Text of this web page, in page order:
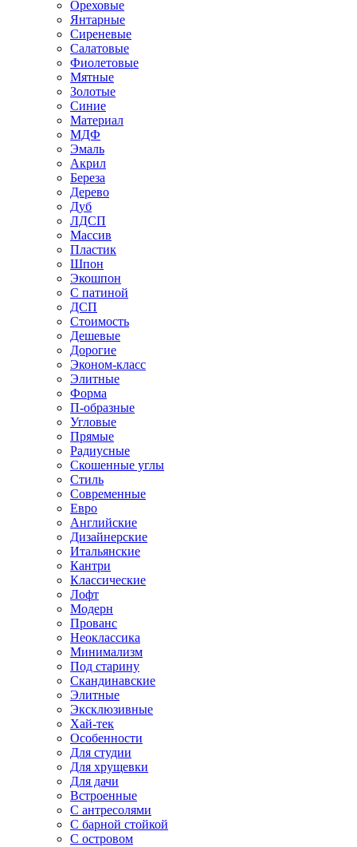
Ореховые
Янтарные
Сиреневые
Салатовые
Фиолетовые
Мятные
Золотые
Синие
Материал
МДФ
Эмаль
Акрил
Береза
Дерево
Дуб
ЛДСП
Массив
Пластик
Шпон
Экошпон
С патиной
ДСП
Стоимость
Дешевые
Дорогие
Эконом-класс
Элитные
Форма
П-образные
Угловые
Прямые
Радиусные
Скошенные углы
Стиль
Современные
Евро
Английские
Дизайнерские
Итальянские
Кантри
Классические
Лофт
Модерн
Прованс
Неоклассика
Минимализм
Под старину
Скандинавские
Элитные
Эксклюзивные
Хай-тек
Особенности
Для студии
Для хрущевки
Для дачи
Встроенные
С антресолями
С барной стойкой
С островом